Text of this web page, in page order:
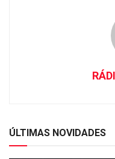
ÚLTIMAS NOVIDADES